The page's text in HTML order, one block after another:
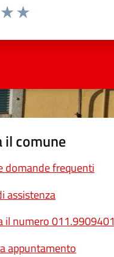
stelle la pagina
il comune
domande frequenti
assistenza
il numero 011.9909401
appuntamento